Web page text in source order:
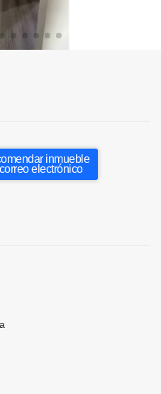
inmueble
electrónico